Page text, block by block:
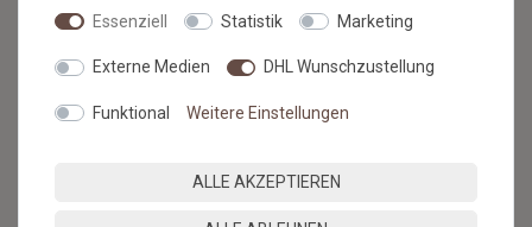
E-MAIL **
Newsletter
Honig
Hiermit bestätige ich, dass ich dieDaten­schutz­erklärung
Essenziell Statistik Marketing
Externe Medien DHL Wunschzustellung
Funktional Weitere Einstellungen
ALLE AKZEPTIEREN